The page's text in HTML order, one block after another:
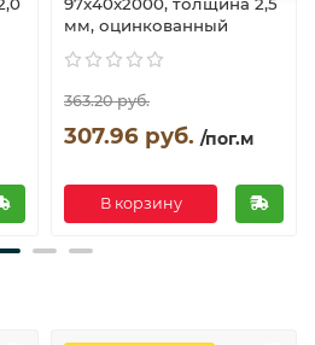
мм, оцинкованный
363.20 руб.
307.96 руб. /пог.м
В корзину